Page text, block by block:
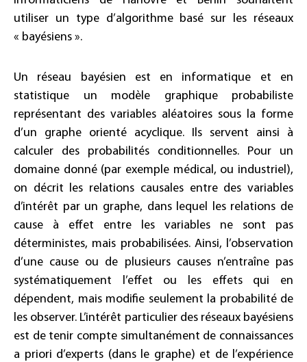
utiliser un type d’algorithme basé sur les réseaux
« bayésiens ».
Un réseau bayésien est en informatique et en
statistique un modèle graphique probabiliste
représentant des variables aléatoires sous la forme
d’un graphe orienté acyclique. Ils servent ainsi à
calculer des probabilités conditionnelles. Pour un
domaine donné (par exemple médical, ou industriel),
on décrit les relations causales entre des variables
d’intérêt par un graphe, dans lequel les relations de
cause à effet entre les variables ne sont pas
déterministes, mais probabilisées. Ainsi, l’observation
d’une cause ou de plusieurs causes n’entraîne pas
systématiquement l’effet ou les effets qui en
dépendent, mais modifie seulement la probabilité de
les observer. L’intérêt particulier des réseaux bayésiens
est de tenir compte simultanément de connaissances
a priori d’experts (dans le graphe) et de l’expérience